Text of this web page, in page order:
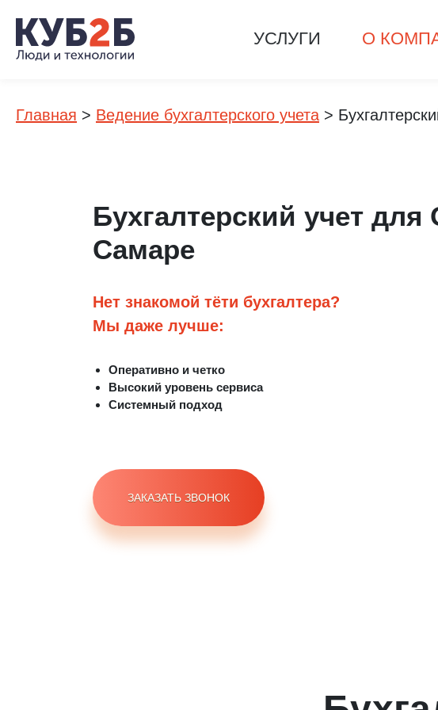
УСЛУГИ О
Главная > Ведение бухгалтерского учета >
Бухгалтерский учет
Самаре
Нет знакомой тёти бухгалтера?
Мы даже лучше:
Оперативно и четко
Высокий уровень сервиса
Системный подход
ЗАКАЗАТЬ ЗВОНОК